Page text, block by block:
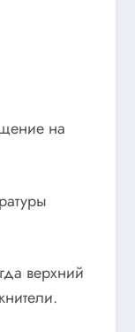
на
верхний